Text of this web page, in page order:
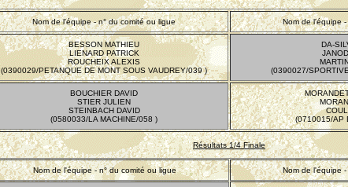
Nom de l'équipe - n° du comité ou ligue Nom de l'équipe
BESSON MATHIEU
LIENARD PATRICK
ROUCHEIX ALEXIS
(0390029/PETANQUE DE MONT SOUS VAUDREY/039 )
DA-
(0390027/
BOUCHIER DAVID
STIER JULIEN
STEINBACH DAVID
(0580033/LA MACHINE/058 )
(0710015/AP
Résultats 1/4 Finale
Nom de l'équipe - n° du comité ou ligue Nom de l'équipe